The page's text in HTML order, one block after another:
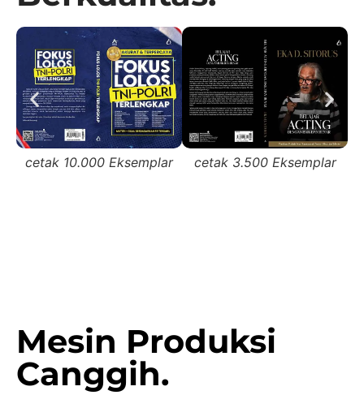
cetak 10.000 Eksemplar cetak 3.500 Eksemplar
Mesin Produksi
Canggih.